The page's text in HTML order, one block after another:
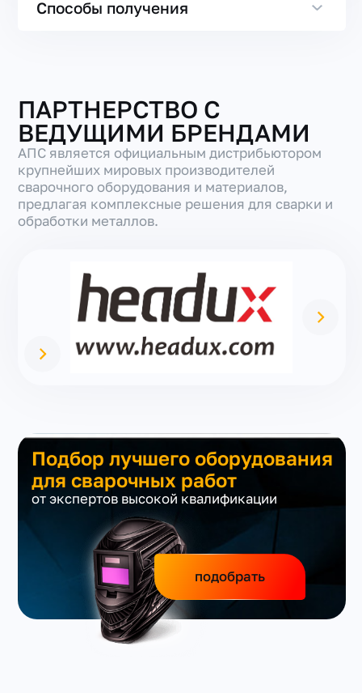
Способы получения
ПАРТНЕРСТВО С
ВЕДУЩИМИ БРЕНДАМИ
АПС является официальным дистрибьютором
крупнейших мировых производителей
сварочного оборудования и материалов,
предлагая комплексные решения для сварки и
обработки металлов.
Подбор лучшего оборудования
для сварочных работ
от экспертов высокой квалификации
подобрать